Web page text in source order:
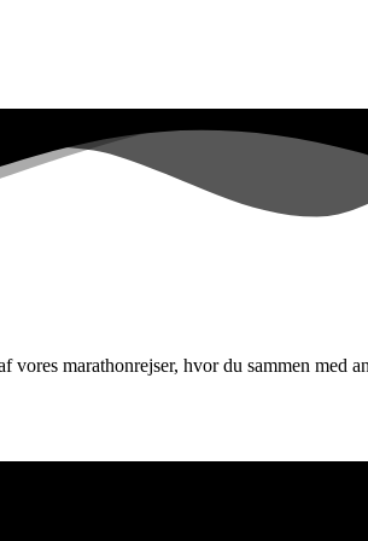
marathonrejser, hvor du sammen med